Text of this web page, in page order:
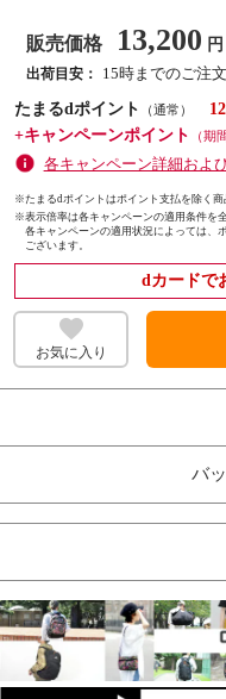
販売価格 13,200 円
出荷目安：
15時までのご注
たまるdポイント
（通常）
+キャンペーンポイント
（期
各キャンペーン詳細およ
※たまるdポイントはポイント支払を除く商
※表示倍率は各キャンペーンの適用条件を
各キャンペーンの適用状況によっては、
ございます。
dカードで
お気に入り
バ